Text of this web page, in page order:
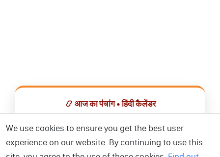
📿 आज का पंचांग • हिंदी कैलेंडर
📅 हिंदी कैलेंडर ऐप डाउनलोड करें
We use cookies to ensure you get the best user
experience on our website. By continuing to use this